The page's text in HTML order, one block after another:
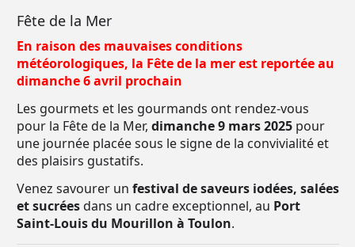
Fête de la Mer
En raison des mauvaises conditions
météorologiques, la Fête de la mer est reportée au
dimanche 6 avril prochain
Les gourmets et les gourmands ont rendez-vous
pour la Fête de la Mer, dimanche 9 mars2025 pour
une journée placée sous le signe de la convivialité et
des plaisirs gustatifs.
Venez savourer un festival de saveurs iodées, salées
et sucréesdans un cadre exceptionnel, au Port
Saint-Louis du Mourillon à Toulon.